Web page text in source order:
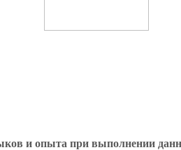
и опыта при выполнении